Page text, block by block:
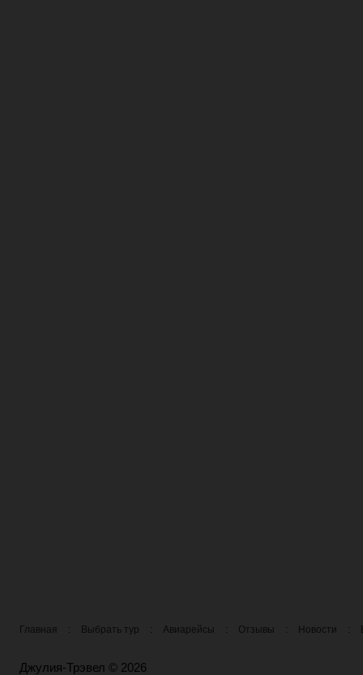
Главная : Выбрать тур : Авиарейсы : Отзывы : Новости :
Джулия-Трэвел © 2026